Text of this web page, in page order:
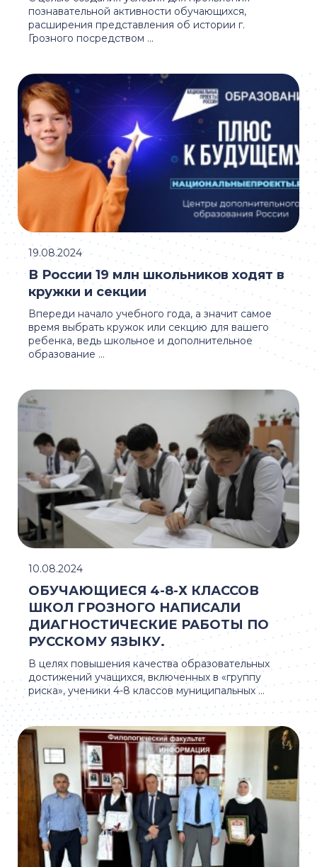
познавательной активности обучающихся,
расширения представления об истории г.
Грозного посредством ...
Впереди начало учебного года, а значит самое
время выбрать кружок или секцию для вашего
ребенка, ведь школьное и дополнительное
образование ...
В России 19 млн школьников ходят в
кружки и секции
19.08.2024
В целях повышения качества образовательных
достижений учащихся, включенных в «группу
риска», ученики 4-8 классов муниципальных ...
ОБУЧАЮЩИЕСЯ 4-8-Х КЛАССОВ
ШКОЛ ГРОЗНОГО НАПИСАЛИ
ДИАГНОСТИЧЕСКИЕ РАБОТЫ ПО
РУССКОМУ ЯЗЫКУ.
10.08.2024